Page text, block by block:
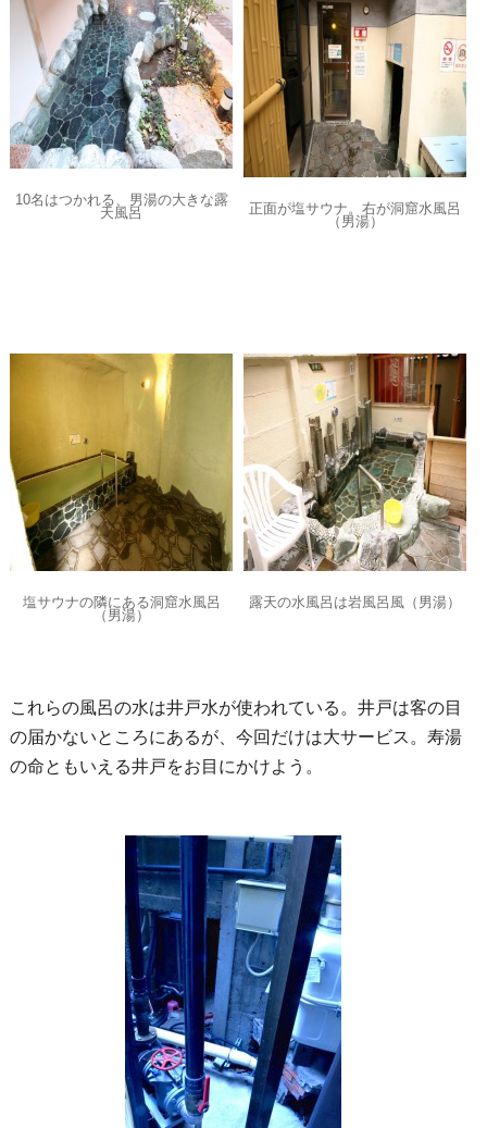
10名はつかれる、男湯の大きな露
天風呂
正面が塩サウナ。右が洞窟水風呂
（男湯）
塩サウナの隣にある洞窟水風呂
（男湯）
露天の水風呂は岩風呂風（男湯）
これらの風呂の水は井戸水が使われている。井戸は客の目
の届かないところにあるが、今回だけは大サービス。寿湯
の命ともいえる井戸をお目にかけよう。